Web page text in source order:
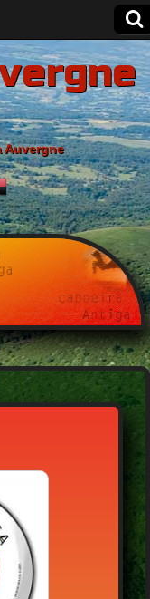
Auvergne